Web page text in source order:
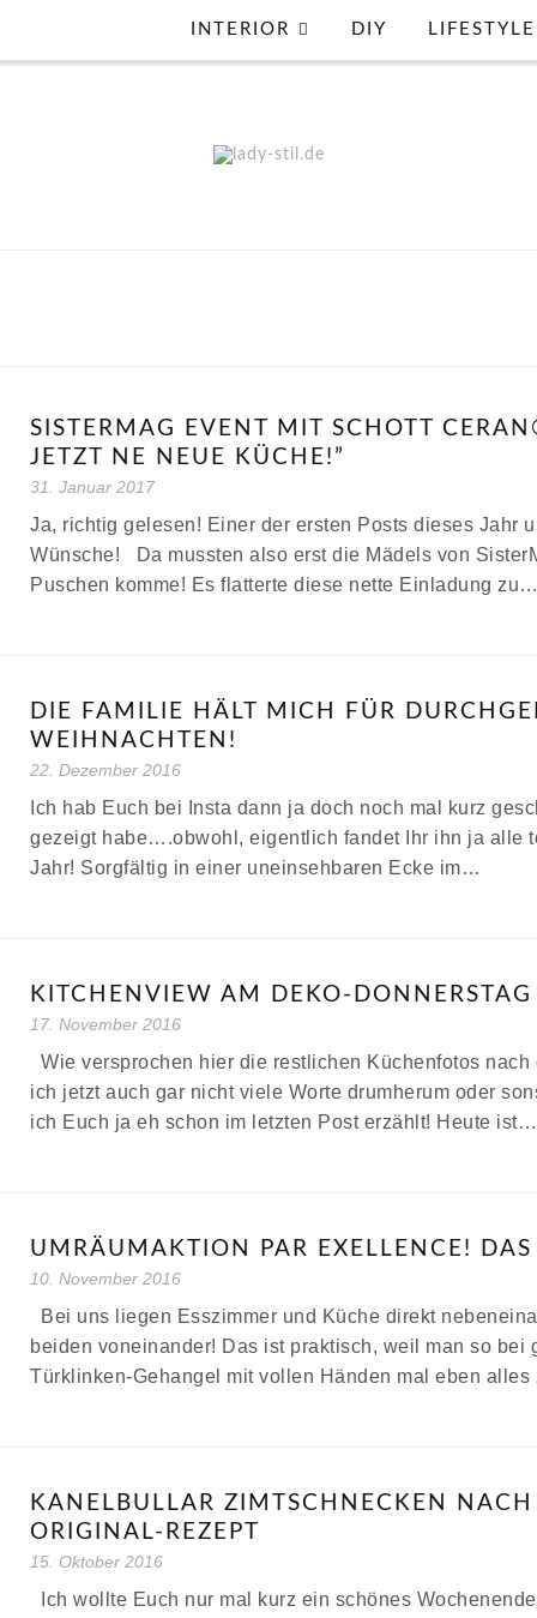
INTERIOR DIY LIFESTYLE
SISTERMAG EVENT MIT SCHOTT
JETZT NE NEUE KÜCHE!”
31. Januar 2017
Ja, richtig gelesen! Einer der ersten Posts dieses Jahr
Wünsche! Da mussten also erst die Mädels von
Puschen komme! Es flatterte diese nette Einladung
DIE FAMILIE HÄLT MICH FÜR
WEIHNACHTEN!
22. Dezember 2016
Ich hab Euch bei Insta dann ja doch noch mal kurz
gezeigt habe….obwohl, eigentlich fandet Ihr ihn ja alle
Jahr! Sorgfältig in einer uneinsehbaren Ecke im…
KITCHENVIEW AM DEKO-DONNERSTAG
17. November 2016
Wie versprochen hier die restlichen Küchenfotos
ich jetzt auch gar nicht viele Worte drumherum oder
ich Euch ja eh schon im letzten Post erzählt! Heute ist…
UMRÄUMAKTION PAR EXELLENCE!
10. November 2016
Bei uns liegen Esszimmer und Küche direkt
beiden voneinander! Das ist praktisch, weil man so bei
Türklinken-Gehangel mit vollen Händen mal eben
KANELBULLAR ZIMTSCHNECKEN
ORIGINAL-REZEPT
15. Oktober 2016
Ich wollte Euch nur mal kurz ein schönes